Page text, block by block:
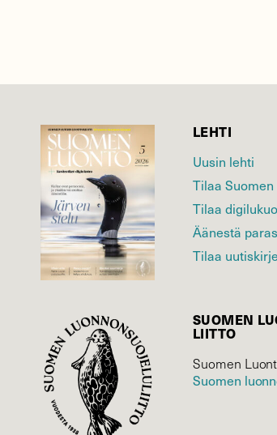
LEHTI
Uusin lehti
Tilaa
Tilaa
Äänestä
Tilaa uutiskirje
SUOMEN
LIITTO
Suomen
Suomen